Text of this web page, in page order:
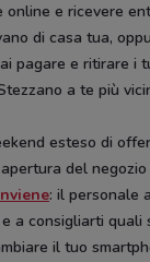
online e ricevere
di casa tua,
pagare e ritirare i
a te più
esteso di
apertura del
: il personale
a consigliarti quali
il tuo